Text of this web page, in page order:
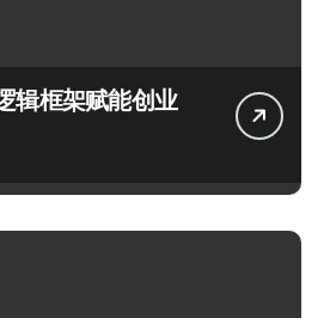
辑框架赋能创业